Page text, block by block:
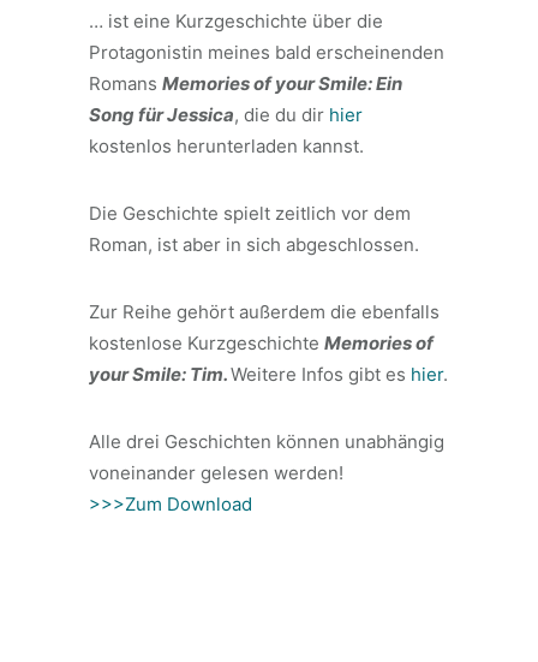
… ist eine Kurzgeschichte über die
Protagonistin meines bald erscheinenden
Romans Memories of your Smile: Ein
Song für Jessica, die du dir hier
kostenlos herunterladen kannst.
Die Geschichte spielt zeitlich vor dem
Roman, ist aber in sich abgeschlossen.
Zur Reihe gehört außerdem die ebenfalls
kostenlose Kurzgeschichte Memories of
your Smile: Tim.Weitere Infos gibt es hier.
Alle drei Geschichten können unabhängig
voneinander gelesen werden!
>>>Zum Download